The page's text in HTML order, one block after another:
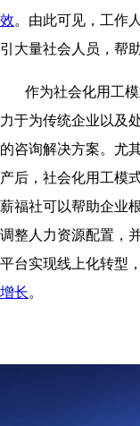
效。由此可见，工作
引大量社会人员，帮
作为社会化用工
力于为传统企业以及
的咨询解决方案。尤
产后，社会化用工模
薪福社可以帮助企业
调整人力资源配置，
平台实现线上化转型
增长。